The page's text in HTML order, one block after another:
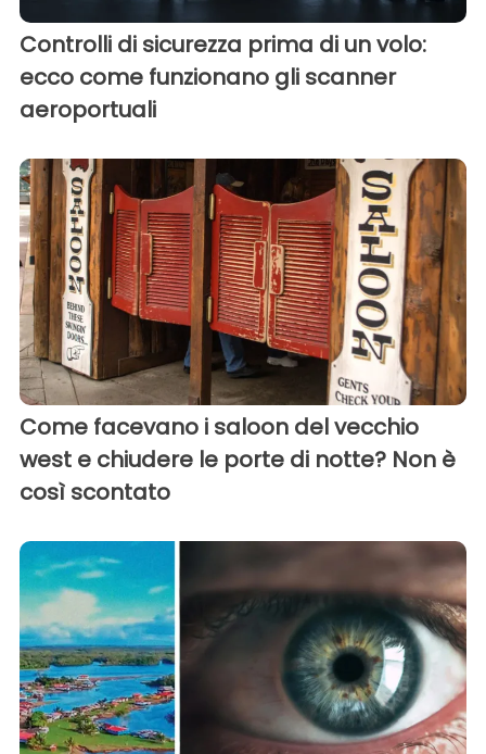
Controlli di sicurezza prima di un volo:
ecco come funzionano gli scanner
aeroportuali
Come facevano i saloon del vecchio
west e chiudere le porte di notte? Non è
così scontato